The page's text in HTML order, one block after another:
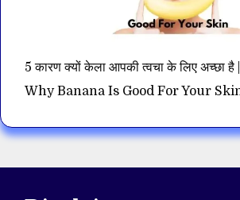
5 कारण क्यों केला आपकी त्वचा के लिए अच्छा
Why Banana Is Good For Your